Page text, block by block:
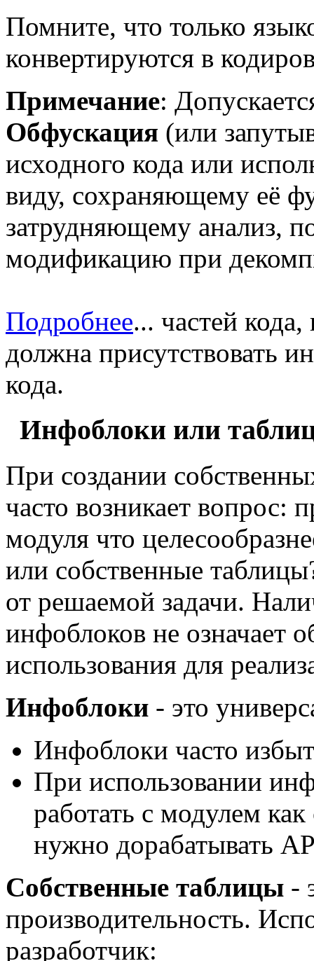
Помните, что только
конвертируются в
Примечание:
Обфускация (или
исходного кода или
виду, сохраняющему её
затрудняющему анализ,
модификацию при
Подробнее... частей
должна присутствовать
кода.
Инфоблоки или
При создании
часто возникает вопрос:
модуля что
или собственные
от решаемой задачи.
инфоблоков не означает
использования для
Инфоблоки - это
Инфоблоки часто
При использовании
работать с модулем
нужно дорабатывать
Собственные таблицы -
производительность.
разработчик: